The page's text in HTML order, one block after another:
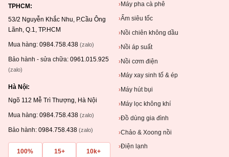
TPHCM:
53/2 Nguyễn Khắc Nhu, P.Cầu Ông
Lãnh, Q.1, TP.HCM
Mua hàng: 0984.758.438 (zalo)
Bảo hành - sửa chữa: 0961.015.925
(zalo)
Hà Nội:
Ngõ 112 Mễ Trì Thượng, Hà Nội
Mua hàng: 0984.758.438 (zalo)
Bảo hành: 0984.758.438 (zalo)
100% 15+ 10k+
› Máy pha cà phê
›Ấm siêu tốc
› Nồi chiên không dầu
›Nồi áp suất
›Nồi cơm điện
› Máy xay sinh tố & ép
› Máy hút bụi
› Máy lọc không khí
›Đồ dùng gia đình
›Chảo & Xoong nồi
›Điện lạnh